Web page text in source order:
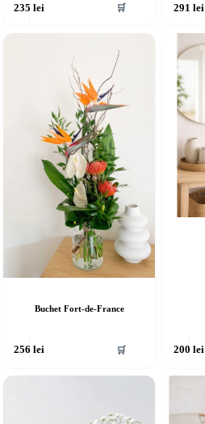
235lei 🛒 291lei
Buchet Fort-de-France
256lei 🛒 200lei